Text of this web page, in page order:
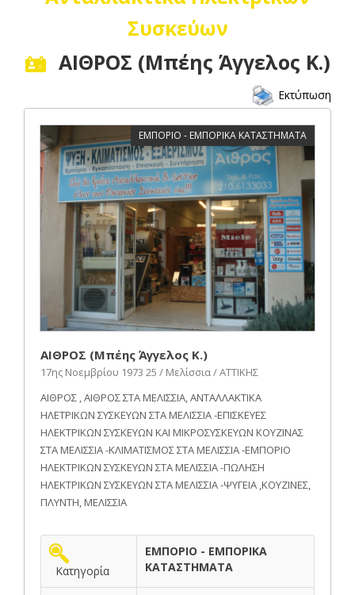
Συσκεύων
ΑΙΘΡΟΣ (Μπέης Άγγελος Κ.)
Εκτύπωση
ΕΜΠΟΡΙΟ - ΕΜΠΟΡΙΚΑ ΚΑΤΑΣΤΗΜΑΤΑ
ΑΙΘΡΟΣ (Μπέης Άγγελος Κ.)
17ης Νοεμβρίου 1973 25 / Μελίσσια / ΑΤΤΙΚΗΣ
ΑΙΘΡΟΣ , ΑΙΘΡΟΣ ΣΤΑ ΜΕΛΙΣΣΙΑ, ΑΝΤΑΛΛΑΚΤΙΚΑ
ΗΛΕΤΡΙΚΩΝ ΣΥΣΚΕΥΩΝ ΣΤΑ ΜΕΛΙΣΣΙΑ -ΕΠΙΣΚΕΥΕΣ
ΗΛΕΚΤΡΙΚΩΝ ΣΥΣΚΕΥΩΝ ΚΑΙ ΜΙΚΡΟΣΥΣΚΕΥΩΝ ΚΟΥΖΙΝΑΣ
ΣΤΑ ΜΕΛΙΣΣΙΑ -ΚΛΙΜΑΤΙΣΜΟΣ ΣΤΑ ΜΕΛΙΣΣΙΑ -ΕΜΠΟΡΙΟ
ΗΛΕΚΤΡΙΚΩΝ ΣΥΣΚΕΥΩΝ ΣΤΑ ΜΕΛΙΣΣΙΑ -ΠΩΛΗΣΗ
ΗΛΕΚΤΡΙΚΩΝ ΣΥΣΚΕΥΩΝ ΣΤΑ ΜΕΛΙΣΣΙΑ -ΨΥΓΕΙΑ ,ΚΟΥΖΙΝΕΣ,
ΠΛΥΝΤΗ, ΜΕΛΙΣΣΙΑ
Κατηγορία
ΕΜΠΟΡΙΟ - ΕΜΠΟΡΙΚΑ
ΚΑΤΑΣΤΗΜΑΤΑ